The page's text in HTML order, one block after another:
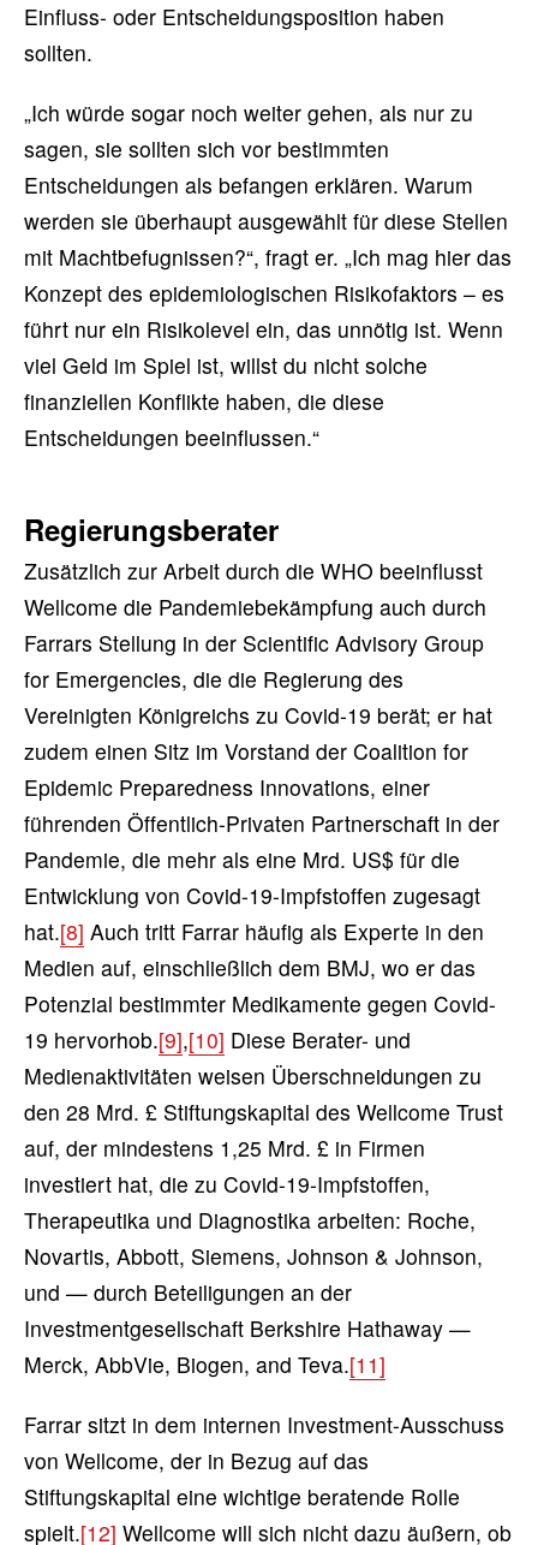
Einfluss- oder Entscheidungsposition haben
sollten.
„Ich würde sogar noch weiter gehen, als nur zu
sagen, sie sollten sich vor bestimmten
Entscheidungen als befangen erklären. Warum
werden sie überhaupt ausgewählt für diese Stellen
mit Machtbefugnissen?“, fragt er. „Ich mag hier das
Konzept des epidemiologischen Risikofaktors – es
führt nur ein Risikolevel ein, das unnötig ist. Wenn
viel Geld im Spiel ist, willst du nicht solche
finanziellen Konflikte haben, die diese
Entscheidungen beeinflussen.“
Regierungsberater
Zusätzlich zur Arbeit durch die WHO beeinflusst
Wellcome die Pandemiebekämpfung auch durch
Farrars Stellung in der Scientific Advisory Group
for Emergencies, die die Regierung des
Vereinigten Königreichs zu Covid-19 berät; er hat
zudem einen Sitz im Vorstand der Coalition for
Epidemic Preparedness Innovations, einer
führenden Öffentlich-Privaten Partnerschaft in der
Pandemie, die mehr als eine Mrd. US$ für die
Entwicklung von Covid-19-Impfstoffen zugesagt
hat.[8] Auch tritt Farrar häufig als Experte in den
Medien auf, einschließlich dem BMJ, wo er das
Potenzial bestimmter Medikamente gegen Covid-
19 hervorhob.[9],[10] Diese Berater- und
Medienaktivitäten weisen Überschneidungen zu
den 28 Mrd. £ Stiftungskapital des Wellcome Trust
auf, der mindestens 1,25 Mrd. £ in Firmen
investiert hat, die zu Covid-19-Impfstoffen,
Therapeutika und Diagnostika arbeiten: Roche,
Novartis, Abbott, Siemens, Johnson & Johnson,
und — durch Beteiligungen an der
Investmentgesellschaft Berkshire Hathaway —
Merck, AbbVie, Biogen, and Teva.[11]
Farrar sitzt in dem internen Investment-Ausschuss
von Wellcome, der in Bezug auf das
Stiftungskapital eine wichtige beratende Rolle
spielt.[12] Wellcome will sich nicht dazu äußern, ob